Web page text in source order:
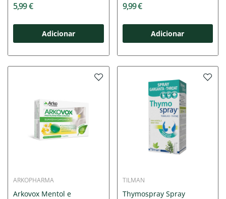
5,99 €
Adicionar
9,99 €
Adicionar
ARKOPHARMA
Arkovox Mentol e
TILMAN
Thymospray Spray